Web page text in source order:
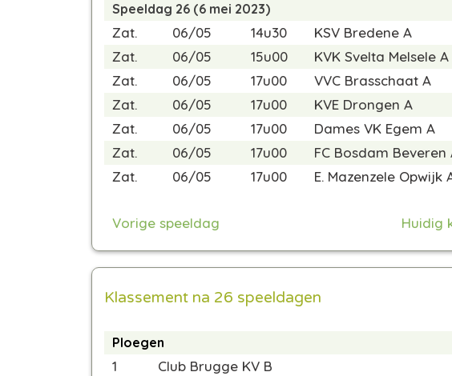
Speeldag 26 (6 mei 2023)
Zat. 06/05 14u30 KSV Bredene A
Zat.
06/05 15u00 KVK Svelta Melsele A
Zat.
06/05 17u00 VVC Brasschaat A
Zat.
06/05 17u00 KVE Drongen A
Zat.
06/05 17u00 Dames VK Egem A
Zat.
06/05 17u00 FC Bosdam Beveren
Zat.
06/05 17u00 E. Mazenzele Opwijk
Vorige speeldag Huidig
Klassement na 26 speeldagen
Ploegen
1 Club Brugge KV B